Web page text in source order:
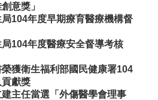
意獎」
104年度早期療育醫療機構督
104年度醫療安全督導考核
獲衛生福利部國民健康署104
獻獎
主任當選「外傷醫學會理事